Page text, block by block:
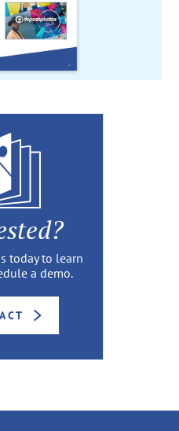
today to learn
a demo.